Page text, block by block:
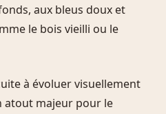
aux bleus doux et
le bois vieilli ou le
à évoluer visuellement
atout majeur pour le